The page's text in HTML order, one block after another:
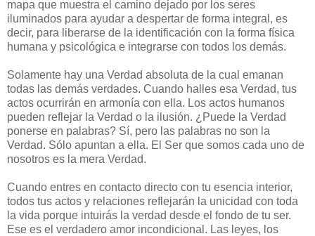
mapa que muestra el camino dejado por los seres
iluminados para ayudar a despertar de forma integral, es
decir, para liberarse de la identificación con la forma física
humana y psicológica e integrarse con todos los demás.
Solamente hay una Verdad absoluta de la cual emanan
todas las demás verdades. Cuando halles esa Verdad, tus
actos ocurrirán en armonía con ella. Los actos humanos
pueden reflejar la Verdad o la ilusión. ¿Puede la Verdad
ponerse en palabras? Sí, pero las palabras no son la
Verdad. Sólo apuntan a ella. El Ser que somos cada uno de
nosotros es la mera Verdad.
Cuando entres en contacto directo con tu esencia interior,
todos tus actos y relaciones reflejarán la unicidad con toda
la vida porque intuirás la verdad desde el fondo de tu ser.
Ese es el verdadero amor incondicional. Las leyes, los